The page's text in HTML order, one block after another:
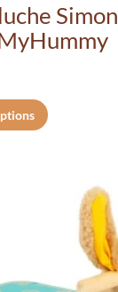
Simon
:
produit
variations.
options
peuvent
être